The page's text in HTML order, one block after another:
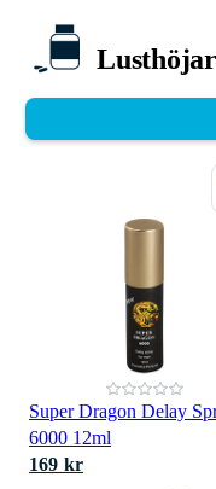
Super Dragon Delay
6000 12ml
169 kr